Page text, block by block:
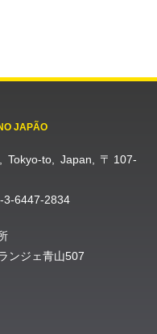
JAPÃO
Tokyo-to, Japan, 〒107-
3-6447-2834
ンジェ青山507